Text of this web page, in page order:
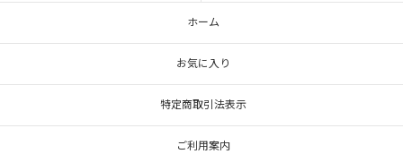
ホーム
お気に入り
特定商取引法表示
ご利用案内